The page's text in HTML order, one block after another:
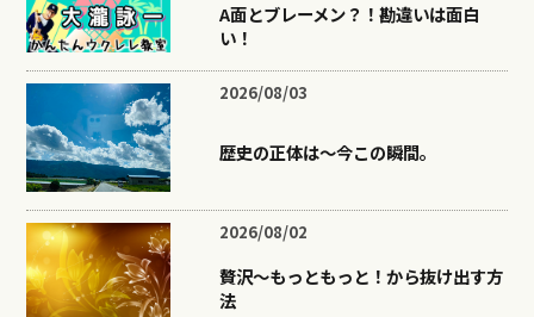
A面とブレーメン？！勘違いは面白
い！
2026/08/03
歴史の正体は〜今この瞬間。
2026/08/02
贅沢〜もっともっと！から抜け出す方
法